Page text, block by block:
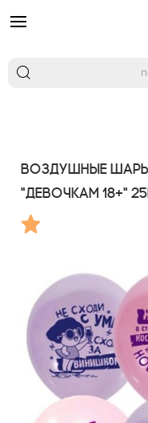
Воздушные
"Девочкам 18+"